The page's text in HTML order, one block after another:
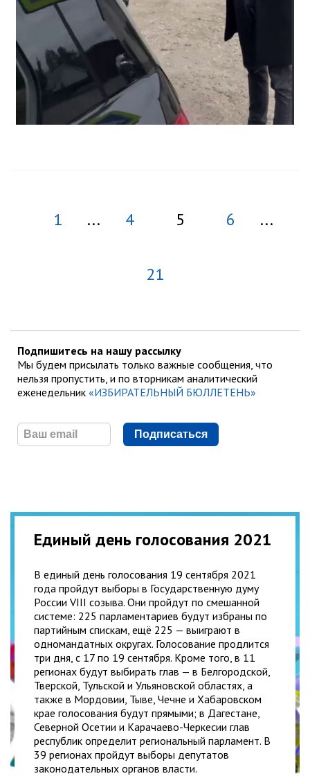
1 ... 4 5 6 ...
21
Подпишитесь на нашу рассылку
Мы будем присылать только важные сообщения, что
нельзя пропустить, и по вторникам аналитический
еженедельник «ИЗБИРАТЕЛЬНЫЙ БЮЛЛЕТЕНЬ»
Подписаться
Единый день голосования 2021
В единый день голосования 19 сентября 2021
года пройдут выборы в Государственную думу
России VIII созыва. Они пройдут по смешанной
системе: 225 парламентариев будут избраны по
партийным спискам, ещё 225 — выиграют в
одномандатных округах. Голосование продлится
три дня, с 17 по 19 сентября. Кроме того, в 11
регионах будут выбирать глав — в Белгородской,
Тверской, Тульской и Ульяновской областях, а
также в Мордовии, Тыве, Чечне и Хабаровском
крае голосования будут прямыми; в Дагестане,
Северной Осетии и Карачаево-Черкесии глав
республик определит региональный парламент. В
39 регионах пройдут выборы депутатов
законодательных органов власти.